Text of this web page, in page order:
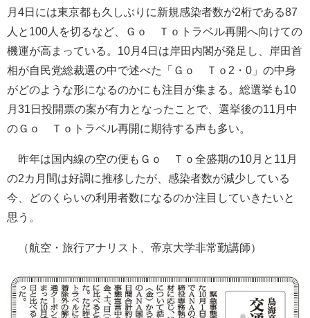
月4日には東京都も久しぶりに新規感染者数が2桁である87
人と100人を切るなど、Ｇｏ Ｔｏトラベル再開へ向けての
機運が高まっている。10月4日は岸田内閣が発足し、岸田首
相が自民党総裁選の中で述べた「Ｇｏ Ｔｏ2・0」の中身
がどのような形になるのかにも注目が集まる。総選挙も10
月31日投開票の案が有力となったことで、選挙後の11月中
のＧｏ Ｔｏトラベル再開に期待する声も多い。
昨年は国内線の空の便もＧｏ Ｔｏ全盛期の10月と11月
の2カ月間は好調に推移したが、感染者数が減少している
今、どのくらいの利用者数になるのか注目していきたいと
思う。
（航空・旅行アナリスト、帝京大学非常勤講師）